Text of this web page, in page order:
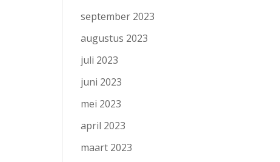
september 2023
augustus 2023
juli 2023
juni 2023
mei 2023
april 2023
maart 2023